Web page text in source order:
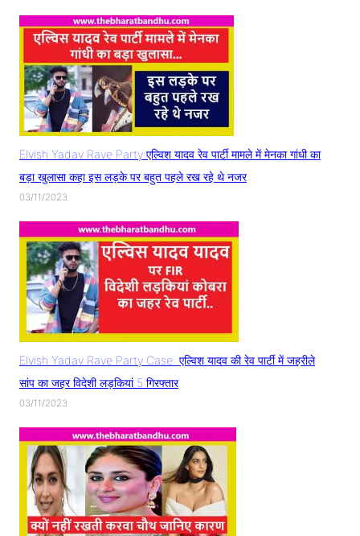
Elvish Yadav Rave Party:एल्विश यादव रेव पार्टी मामले में मेनका गांधी का
बड़ा खुलासा कहा इस लड़के पर बहुत पहले रख रहे थे नजर
03/11/2023
Elvish Yadav Rave Party Case: एल्विश यादव की रेव पार्टी में जहरीले
सांप का जहर विदेशी लड़कियां 5 गिरफ्तार
03/11/2023